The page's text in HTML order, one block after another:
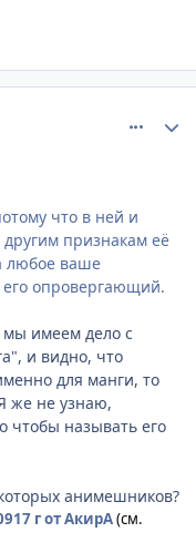
что в ней и
признакам её
любое ваше
его опровергающий.
мы имеем дело с
и видно, что
для манги, то
же не узнаю,
чтобы называть его
анимешников?
17 гот АкирА(см.